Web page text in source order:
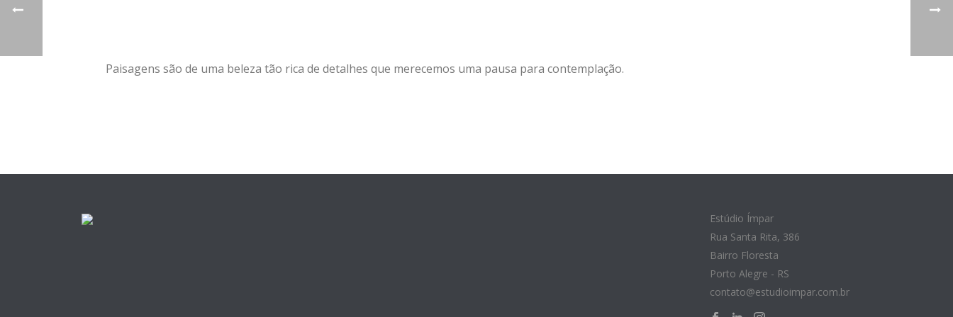
Paisagens são de uma beleza tão rica de detalhes que merecemos uma pausa para contemplação.
Estúdio Ímpar
Rua Santa Rita, 386
Bairro Floresta
Porto Alegre - RS
contato@estudioimpar.com.br